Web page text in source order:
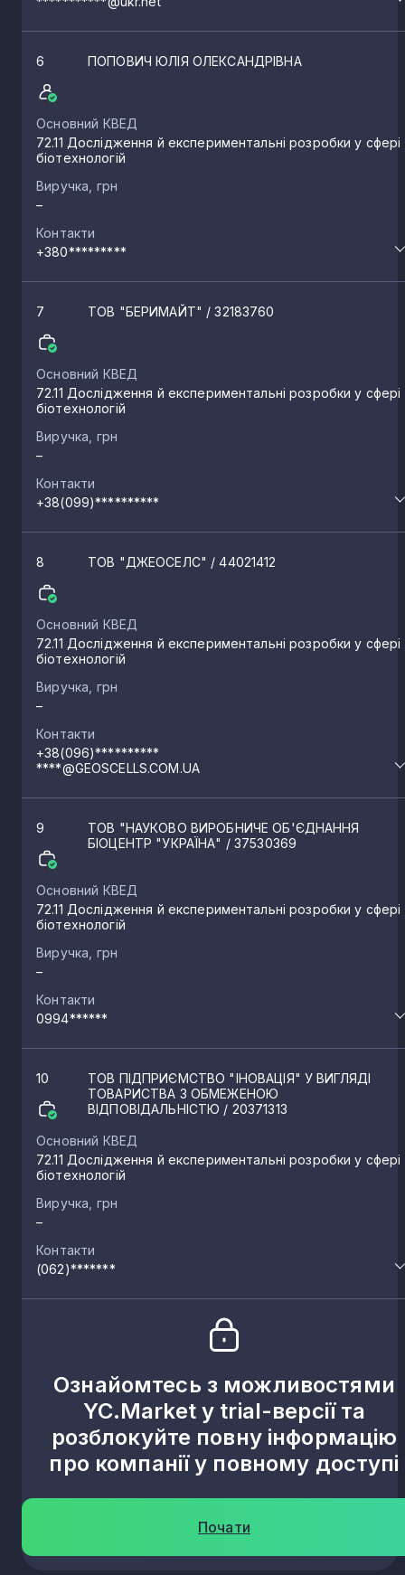
6 ПОПОВИЧ ЮЛІЯ ОЛЕКСАНДРІВНА
Основний КВЕД
72.11 Дослідження й експериментальні розробки у сфері
біотехнологій
Виручка, грн
–
Контакти
+380*********
7 ТОВ "БЕРИМАЙТ" / 32183760
Основний КВЕД
72.11 Дослідження й експериментальні розробки у сфері
біотехнологій
Виручка, грн
–
Контакти
+38(099)**********
8 ТОВ "ДЖЕОСЕЛС" / 44021412
Основний КВЕД
72.11 Дослідження й експериментальні розробки у сфері
біотехнологій
Виручка, грн
–
Контакти
+38(096)**********
****@GEOSCELLS.COM.UA
9
ТОВ "НАУКОВО ВИРОБНИЧЕ ОБ'ЄДНАННЯ
БІОЦЕНТР "УКРАЇНА" / 37530369
Основний КВЕД
72.11 Дослідження й експериментальні розробки у сфері
біотехнологій
Виручка, грн
–
Контакти
0994******
10
ТОВ ПІДПРИЄМСТВО "ІНОВАЦІЯ" У ВИГЛЯДІ
ТОВАРИСТВА З ОБМЕЖЕНОЮ
ВІДПОВІДАЛЬНІСТЮ / 20371313
Основний КВЕД
72.11 Дослідження й експериментальні розробки у сфері
біотехнологій
Виручка, грн
–
Контакти
(062)*******
Ознайомтесь з можливостями
YC.Market у trial-версії та
розблокуйте повну інформацію
про компанії у повному доступі
Почати